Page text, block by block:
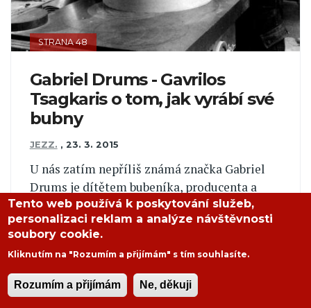
STRANA 48
Gabriel Drums - Gavrilos
Tsagkaris o tom, jak vyrábí své
bubny
JEZZ. , 23. 3. 2015
U nás zatím nepříliš známá značka Gabriel
Drums je dítětem bubeníka, producenta a
kreativního nadšence Gavrilose Tsagkarise.
Snílek, který říká, že zisk stojí až za uměním
a tvořivostí, firmu založil...
Tento web používá k poskytování služeb,
personalizaci reklam a analýze návštěvnosti
soubory cookie.
Kliknutím na "Rozumím a přijímám" s tím souhlasíte.
Rozumím a přijímám Ne, děkuji